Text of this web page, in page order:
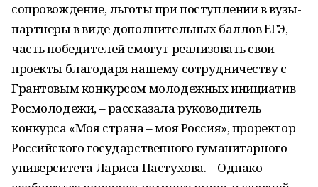
сопровождение, льготы при поступлении в вузы-
партнеры в виде дополнительных баллов ЕГЭ,
часть победителей смогут реализовать свои
проекты благодаря нашему сотрудничеству с
Грантовым конкурсом молодежных инициатив
Росмолодежи, – рассказала руководитель
конкурса «Моя страна – моя Россия», проректор
Российского государственного гуманитарного
университета Лариса Пастухова. – Однако